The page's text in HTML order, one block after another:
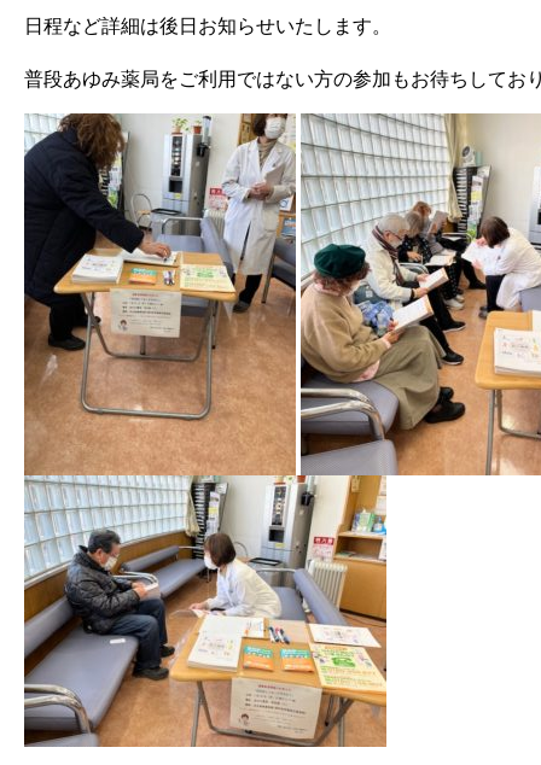
日程など詳細は後日お知らせいたします。
普段あゆみ薬局をご利用ではない方の参加もお待ちしてお